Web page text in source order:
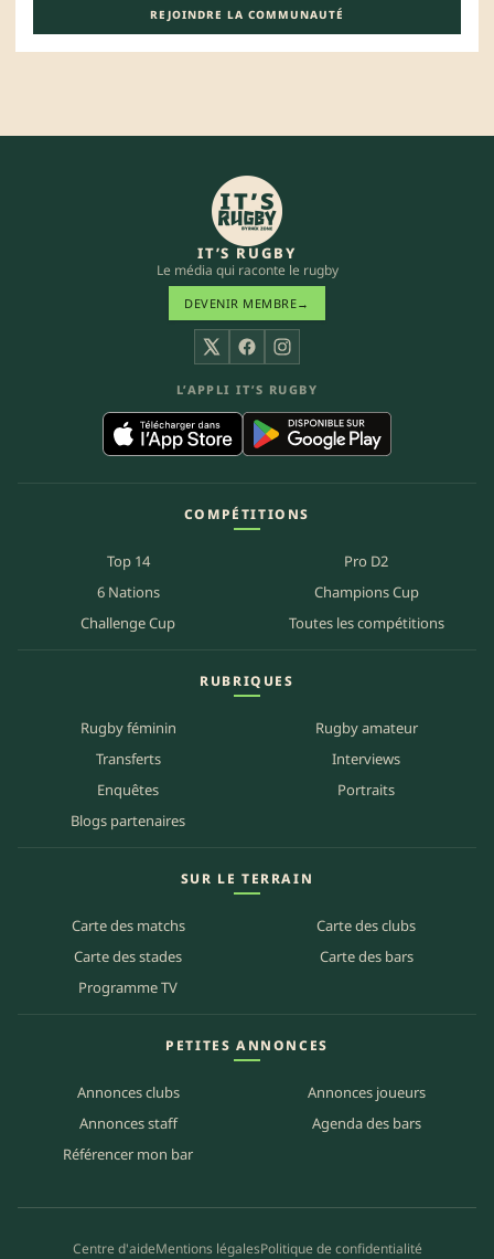
REJOINDRE LA COMMUNAUTÉ
IT’S RUGBY
Le média qui raconte le rugby
DEVENIR MEMBRE→
X FacebookInstagram
L’APPLI IT’S RUGBY
COMPÉTITIONS
Top 14
Pro D2
6 Nations
Champions Cup
Challenge Cup
Toutes les compétitions
RUBRIQUES
Rugby féminin
Rugby amateur
Transferts
Interviews
Enquêtes
Portraits
Blogs partenaires
SUR LE TERRAIN
Carte des matchs
Carte des clubs
Carte des stades
Carte des bars
Programme TV
PETITES ANNONCES
Annonces clubs
Annonces joueurs
Annonces staff
Agenda des bars
Référencer mon bar
Centre d'aideMentions légalesPolitique de confidentialité